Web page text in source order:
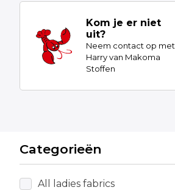
Kom je er niet
uit?
Neem contact op met
Harry van Makoma
Stoffen
Categorieën
All ladies fabrics